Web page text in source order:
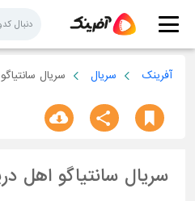
آفرینک سریال سریال
سریال سانتیاگو اهل